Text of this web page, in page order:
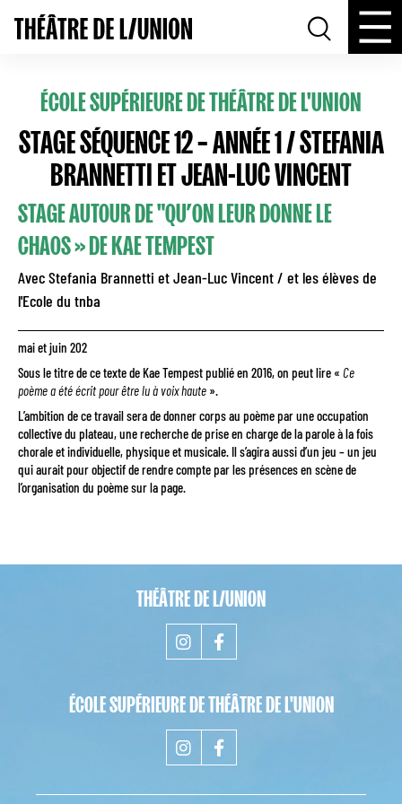
ÉCOLE SUPÉRIEURE DE THÉÂTRE DE L'UNION
STAGE SÉQUENCE 12 – ANNÉE 1 / STEFANIA
BRANNETTI ET JEAN-LUC VINCENT
STAGE AUTOUR DE "QU’ON LEUR DONNE LE
CHAOS » DE KAE TEMPEST
Avec Stefania Brannetti et Jean-Luc Vincent / et les élèves de
l'Ecole du tnba
mai et juin 202
Sous le titre de ce texte de Kae Tempest publié en 2016, on peut lire « Ce
poème a été écrit pour être lu à voix haute ».
L’ambition de ce travail sera de donner corps au poème par une occupation
collective du plateau, une recherche de prise en charge de la parole à la fois
chorale et individuelle, physique et musicale. Il s’agira aussi d’un jeu – un jeu
qui aurait pour objectif de rendre compte par les présences en scène de
l’organisation du poème sur la page.
THÉÂTRE DE L/UNION
ÉCOLE SUPÉRIEURE DE THÉÂTRE DE L'UNION